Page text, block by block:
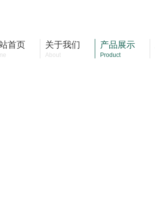
首页 关于我们
About
产品展示
Product